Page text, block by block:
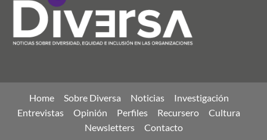
Home Sobre Diversa Noticias
Investigación
Entrevistas
Opinión Perfiles Recursero
Cultura
Newsletters
Contacto